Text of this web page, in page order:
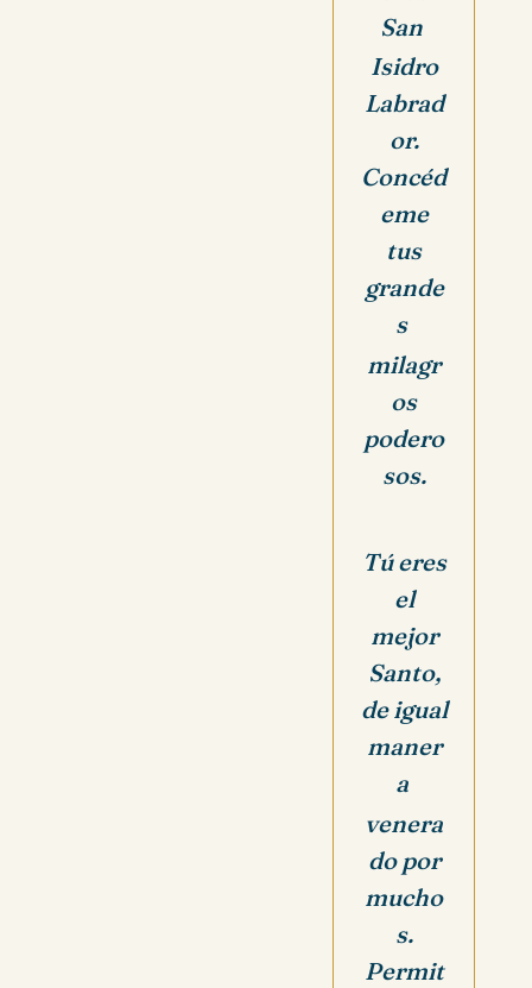
San
Isidro
Labrad
or.
Concéd
eme
tus
grande
s
milagr
os
podero
sos.
Tú eres
el
mejor
Santo,
de igual
maner
a
venera
do por
mucho
s.
Permit